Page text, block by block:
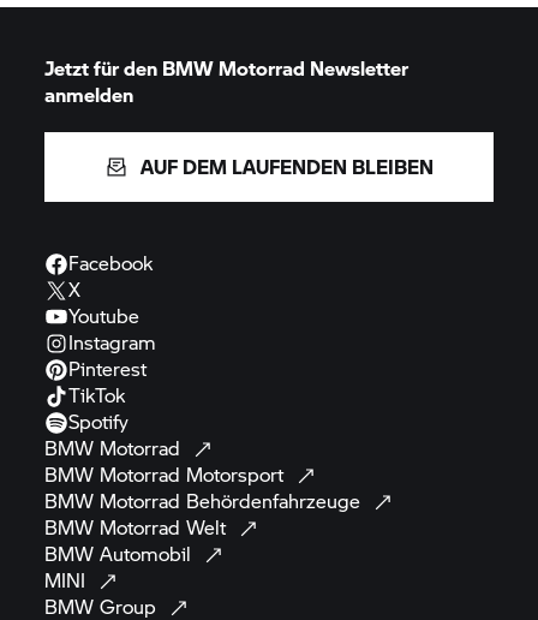
Jetzt für den BMW Motorrad Newsletter
anmelden
AUF DEM LAUFENDEN BLEIBEN
Facebook
X
Youtube
Instagram
Pinterest
TikTok
Spotify
BMW Motorrad
BMW Motorrad Motorsport
BMW Motorrad Behördenfahrzeuge
BMW Motorrad Welt
BMWAutomobil
MINI
BMWGroup